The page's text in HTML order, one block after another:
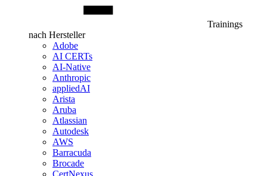
Trainings
nach Hersteller
Adobe
AI CERTs
AI-Native
Anthropic
appliedAI
Arista
Aruba
Atlassian
Autodesk
AWS
Barracuda
Brocade
CertNexus